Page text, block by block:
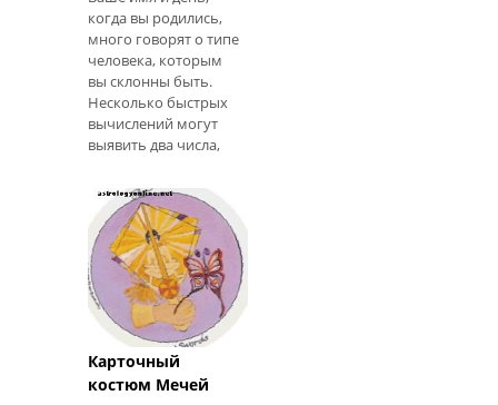
когда вы родились,
много говорят о типе
человека, которым
вы склонны быть.
Несколько быстрых
вычислений могут
выявить два числа,
вашу личность, и
какие преимущества
и недостатки вы
можете встретить в
течение своей жизни.
В нумерологии, в
частно
Motherpeace
Круглый Таро
Карточный
костюм Мечей